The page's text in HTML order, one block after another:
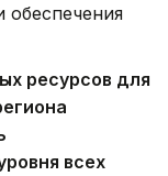
ресурсов для
всех